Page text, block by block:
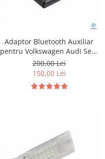
Adaptor Bluetooth Auxiliar
pentru Volkswagen Audi Seat
Skoda
200,00 Lei
150,00 Lei